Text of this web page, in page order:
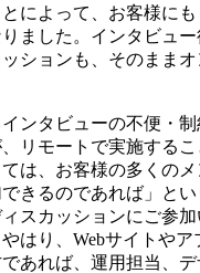
によって、お客様に
ました。インタビュー
ションも、そのまま
ンタビューの不便・
リモートで実施する
は、お客様の多くの
できるのであれば」と
スカッションにご参加
はり、Webサイトやア
あれば、運用担当、